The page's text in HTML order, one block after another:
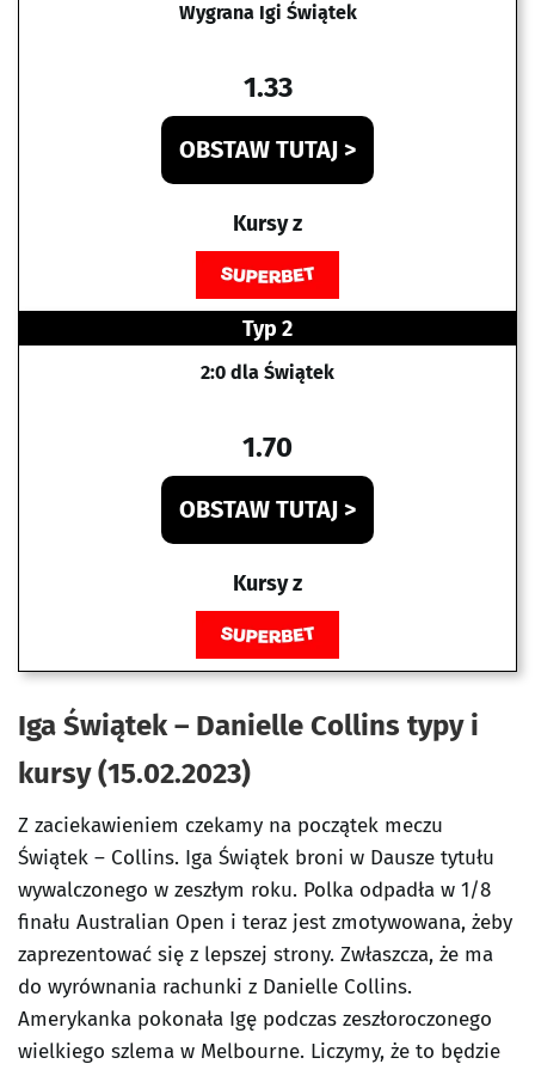
Wygrana Igi Świątek
1.33
OBSTAW TUTAJ >
Kursy z
Typ 2
2:0 dla Świątek
1.70
OBSTAW TUTAJ >
Kursy z
Iga Świątek – Danielle Collins typy i
kursy (15.02.2023)
Z zaciekawieniem czekamy na początek meczu
Świątek – Collins. Iga Świątek broni w Dausze tytułu
wywalczonego w zeszłym roku. Polka odpadła w 1/8
finału Australian Open i teraz jest zmotywowana, żeby
zaprezentować się z lepszej strony. Zwłaszcza, że ma
do wyrównania rachunki z Danielle Collins.
Amerykanka pokonała Igę podczas zeszłoroczonego
wielkiego szlema w Melbourne. Liczymy, że to będzie